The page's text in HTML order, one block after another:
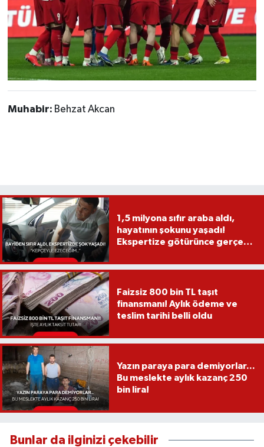
Muhabir: Behzat Akcan
1,5 milyona sıfır araba aldı,
hayatının şokunu yaşadı!
Ekspertize götürünce gerçek
Faizsiz 800 bin TL taşıt
finansmanı! Aylık ödeme ve
teslim tarihi belli oldu
Yazın paraya para demiyorlar...
Bu meslekte aylık kazanç 250
bin lira!
Bunlar da ilginizi çekebilir